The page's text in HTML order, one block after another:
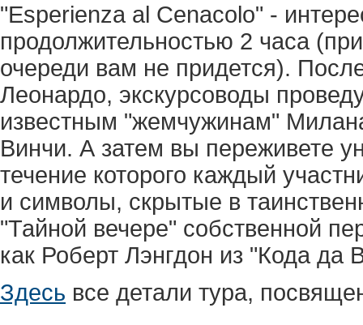
"Esperienza al Cenacolo" -
продолжительностью 2 часа
очереди вам не придется).
Леонардо, экскурсоводы
известным "жемчужинам"
Винчи. А затем вы переживете
течение которого каждый
и символы, скрытые в
"Тайной вечере" собственной
как Роберт Лэнгдон из "Кода да
Здесь все детали тура,